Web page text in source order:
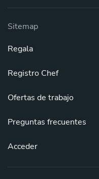
Sitemap
Regala
Registro Chef
Ofertas de trabajo
Preguntas frecuentes
Acceder